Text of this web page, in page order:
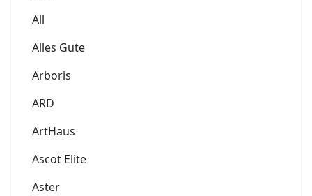
All
Alles Gute
Arboris
ARD
ArtHaus
Ascot Elite
Aster